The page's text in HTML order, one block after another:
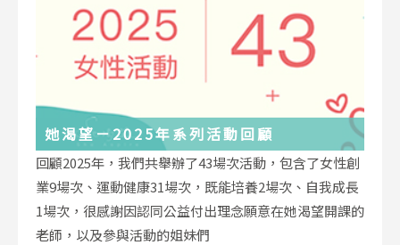
她渴望－2025年系列活動回顧
回顧2025年，我們共舉辦了43場次活動，包含了女性創
業9場次、運動健康31場次，既能培養2場次、自我成長
1場次，很感謝因認同公益付出理念願意在她渴望開課的
老師，以及參與活動的姐妹們